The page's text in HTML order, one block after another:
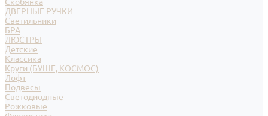
ДВЕРНЫЕ РУЧКИ
Светильники
БРА
ЛЮСТРЫ
Детские
Классика
Круги (БУШЕ, КОСМОС)
Лофт
Подвесы
Светодиодные
Рожковые